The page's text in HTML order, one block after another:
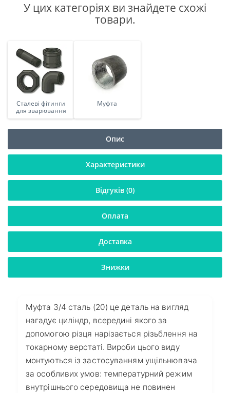
У цих категоріях ви знайдете схожі
товари.
Сталеві фітинги
для зварювання
Муфта
Опис
Характеристики
Відгуків (0)
Оплата
Доставка
Знижки
Муфта 3/4 сталь (20) це деталь на вигляд
нагадує циліндр, всередині якого за
допомогою різця нарізається різьблення на
токарному верстаті. Вироби цього виду
монтуються із застосуванням ущільнювача
за особливих умов: температурний режим
внутрішнього середовища не повинен